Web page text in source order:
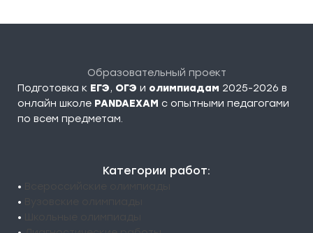
Образовательный проект
Подготовка к ЕГЭ, ОГЭ и олимпиадам 2025-2026 в
онлайн школе PANDAEXAM c опытными педагогами
по всем предметам.
Категории работ:
•
•
•